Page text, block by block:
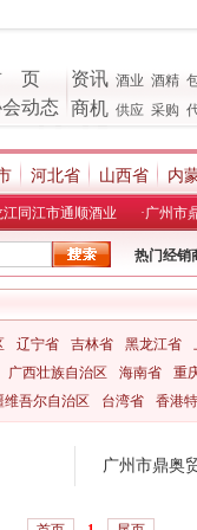
页
动态
资讯 酒业 酒精
商机 供应 采购
河北省 山西省 内
江同江市通顺酒业 ·广州市
热门经销
辽宁省 吉林省 黑龙江省
广西壮族自治区 海南省
重
维吾尔自治区 台湾省 香港
广州市鼎奥